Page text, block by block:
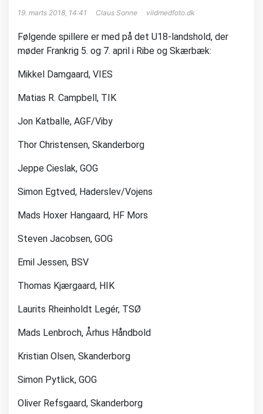
19. marts 2018, 14:41 Claus Sonne vildmedfoto.dk
Følgende spillere er med på det U18-landshold, der
møder Frankrig 5. og 7. april i Ribe og Skærbæk:
Mikkel Damgaard, VIES
Matias R. Campbell, TIK
Jon Katballe, AGF/Viby
Thor Christensen, Skanderborg
Jeppe Cieslak, GOG
Simon Egtved, Haderslev/Vojens
Mads Hoxer Hangaard, HF Mors
Steven Jacobsen, GOG
Emil Jessen, BSV
Thomas Kjærgaard, HIK
Laurits Rheinholdt Legér, TSØ
Mads Lenbroch, Århus Håndbold
Kristian Olsen, Skanderborg
Simon Pytlick, GOG
Oliver Refsgaard, Skanderborg